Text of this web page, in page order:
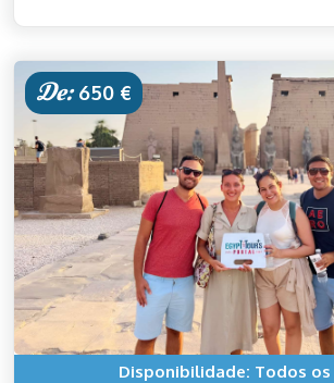
De:650 €
Disponibilidade: Todos os